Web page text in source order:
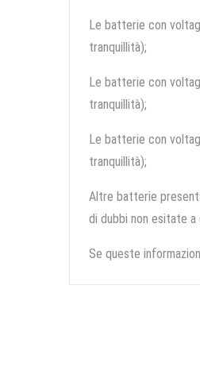
Le batterie con
tranquillità);
Le batterie con
tranquillità);
Le batterie con
tranquillità);
Altre batterie
di dubbi non esitate
Se queste